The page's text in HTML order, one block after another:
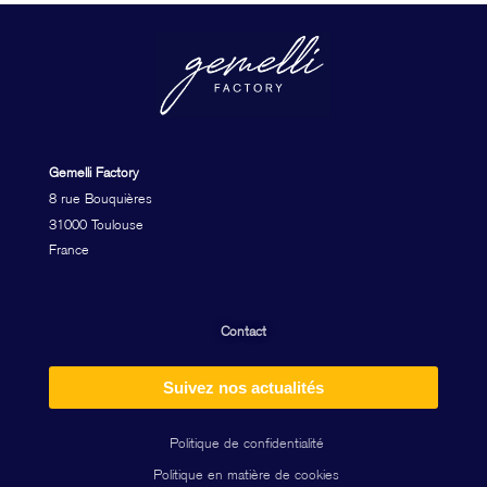
Gemelli Factory
8 rue Bouquières
31000 Toulouse
France
Contact
Suivez nos actualités
Politique de confidentialité
Politique en matière de cookies